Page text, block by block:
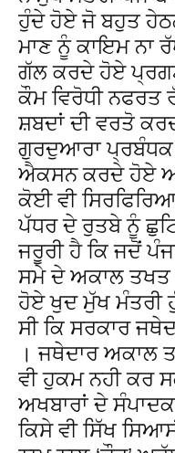
ਹੁੰਦੇ ਹੋਏ ਜੋ ਬਹੁਤ
ਮਾਣ ਨੂੰ ਕਾਇਮ ਨਾ
ਗੱਲ ਕਰਦੇ ਹੋਏ
ਕੌਮ ਵਿਰੋਧੀ ਨਫਰਤ
ਸ਼ਬਦਾਂ ਦੀ ਵਰਤੋ
ਗੁਰਦੁਆਰਾ ਪ੍ਰਬੰਧਕ
ਐਕਸਨ ਕਰਦੇ ਹੋਏ
ਕੋਈ ਵੀ
ਪੱਧਰ ਦੇ ਰੁਤਬੇ ਨੂੰ
ਜਰੂਰੀ ਹੈ ਕਿ ਜਦੋਂ
ਸਮੇ ਦੇ ਅਕਾਲ ਤਖਤ
ਹੋਏ ਖੁਦ ਮੁੱਖ ਮੰਤਰੀ
ਸੀ ਕਿ ਸਰਕਾਰ
। ਜਥੇਦਾਰ ਅਕਾਲ
ਵੀ ਹੁਕਮ ਨਹੀ ਕਰ
ਅਖਬਾਰਾਂ ਦੇ
ਕਿਸੇ ਵੀ ਸਿੱਖ